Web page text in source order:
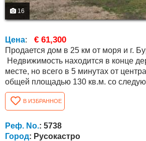
16
Цена: € 61,300
Продается дом в 25 км от моря и г.
Недвижимость находится в конце
месте, но всего в 5 минутах от центра. Дом
общей площадью 130 кв.м. со
первый этаж: коридор, ванная комната с туалетом и три
комнаты. По внешней лестнице поднимаемся на второй
этаж, где расположение такое же. Площадь двора 700
кв.м., имеется навес, хозяйственные постройки, колодец
и второй...
В ИЗБРАННОЕ
Реф. No.: 5738
Город: Русокастро